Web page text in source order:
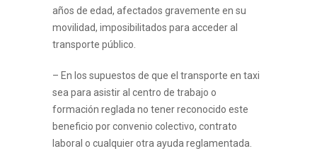
años de edad, afectados gravemente en su
movilidad, imposibilitados para acceder al
transporte público.
– En los supuestos de que el transporte en taxi
sea para asistir al centro de trabajo o
formación reglada no tener reconocido este
beneficio por convenio colectivo, contrato
laboral o cualquier otra ayuda reglamentada.